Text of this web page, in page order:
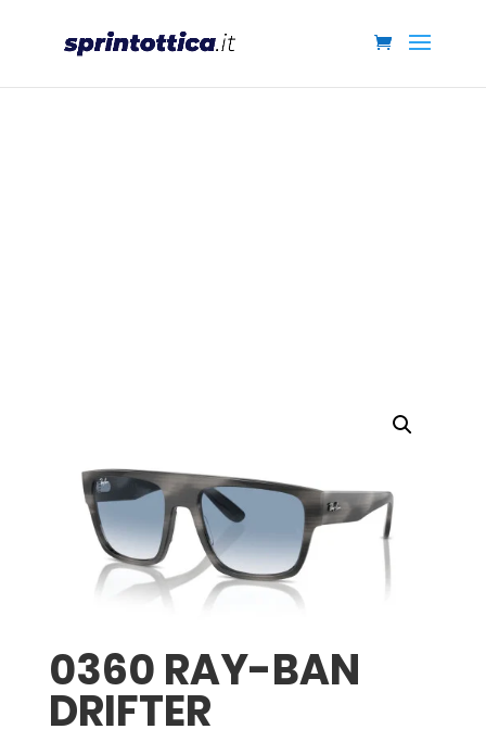
0360 RAY-BAN
DRIFTER